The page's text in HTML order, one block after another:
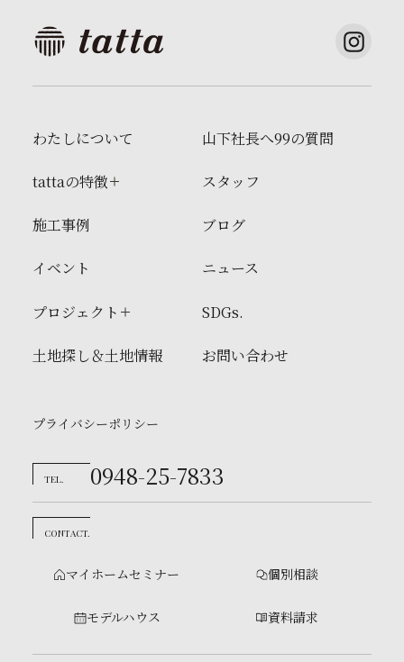
わたしについて
tattaの特徴
施工事例
イベント
プロジェクト
土地探し＆土地情報
山下社長へ99の質問
スタッフ
ブログ
ニュース
SDGs.
お問い合わせ
プライバシーポリシー
TEL. 0948-25-7833
CONTACT.
マイホームセミナー 個別相談
モデルハウス 資料請求